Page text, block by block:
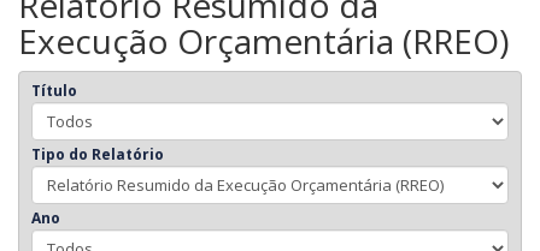
Execução Orçamentária (RREO)
Título
Tipo do Relatório
Ano